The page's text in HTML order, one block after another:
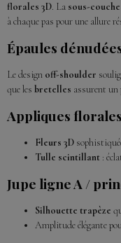
florales 3D. La sous-
à chaque pas pour une allure
Épaules
Le design off-shoulder
que les bretelles assurent un
Appliques
Fleurs 3D
Tulle scintillant :
Jupe ligne A /
Silhouette trapèze
Amplitude élégante